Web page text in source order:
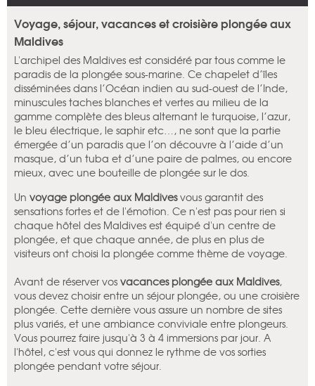
Voyage, séjour, vacances et croisière plongée aux
Maldives
L'archipel des Maldives est considéré par tous comme le
paradis de la plongée sous-marine. Ce chapelet d’îles
disséminées dans l’Océan indien au sud-ouest de l’Inde,
minuscules taches blanches et vertes au milieu de la
gamme complète des bleus alternant le turquoise, l’azur,
le bleu électrique, le saphir etc…, ne sont que la partie
émergée d’un paradis que l’on découvre à l’aide d’un
masque, d’un tuba et d’une paire de palmes, ou encore
mieux, avec une bouteille de plongée sur le dos.
Un voyage plongée aux Maldivesvous garantit des
sensations fortes et de l'émotion. Ce n'est pas pour rien si
chaque hôtel des Maldives est équipé d'un centre de
plongée, et que chaque année, de plus en plus de
visiteurs ont choisi la plongée comme thème de voyage.
Avant de réserver vos vacances plongée aux Maldives,
vous devez choisir entre un séjour plongée, ou une croisière
plongée. Cette dernière vous assure un nombre de sites
plus variés, et une ambiance conviviale entre plongeurs.
Vous pourrez faire jusqu'à 3 à 4 immersions par jour. A
l'hôtel, c'est vous qui donnez le rythme de vos sorties
plongée pendant votre séjour.